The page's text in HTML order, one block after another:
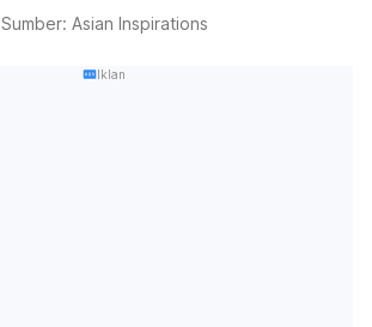
Sumber: Asian Inspirations
Iklan